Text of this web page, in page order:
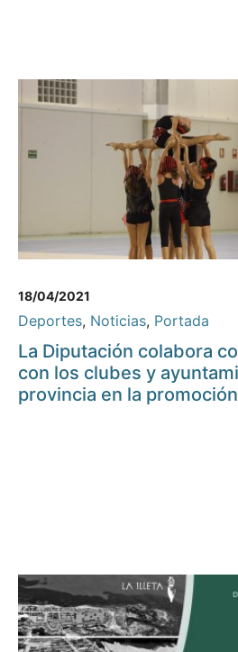
18/04/2021
Deportes, Noticias, Portada
La Diputación colabora
con los clubes y
provincia en la